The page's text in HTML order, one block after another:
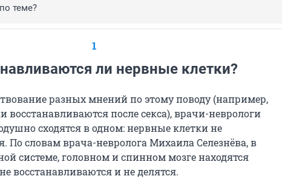
теме?
1
ли нервные клетки?
разных мнений по этому поводу (например,
восстанавливаются после секса), врачи-неврологи
сходятся в одном: нервные клетки не
По словам врача-невролога Михаила Селезнёва, в
системе, головном и спинном мозге находятся
восстанавливаются и не делятся.